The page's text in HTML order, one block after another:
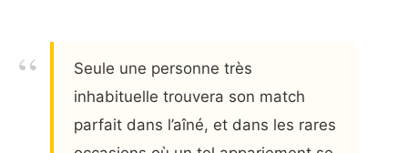
Seule une personne très
inhabituelle trouvera son match
parfait dans l’aîné, et dans les rares